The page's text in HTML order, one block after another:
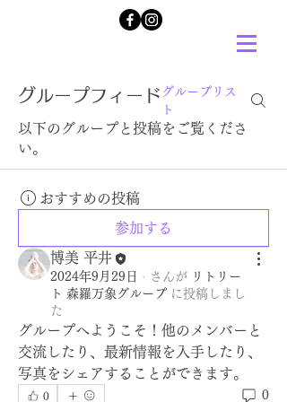
グループフィード グループリス
ト
以下のグループと投稿をご覧くださ
い。
おすすめの投稿
参加する
博美 平井
2024年9月29日 · さんが リトリー
ト 森羅万象グループ に 投稿しまし
た
グループへようこそ！他のメンバーと
交流したり、最新情報を入手したり、
写真をシェアすることができます。
0 0